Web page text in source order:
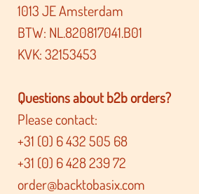
1013 JE Amsterdam
BTW: NL.820817041.B01
KVK: 32153453
Questions about b2b orders?
Please contact:
+31 (0) 6 432 505 68
+31 (0) 6 428 239 72
order@backtobasix.com